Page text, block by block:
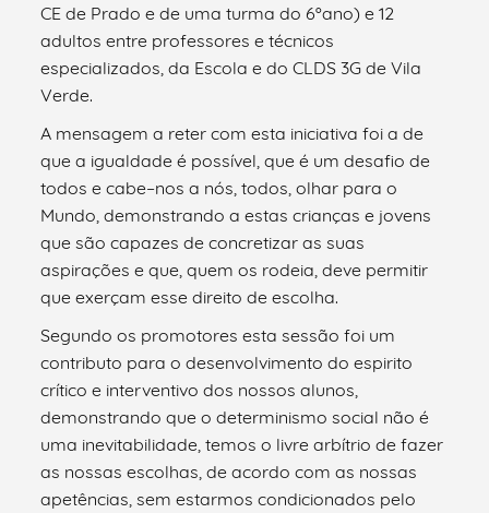
CE de Prado e de uma turma do 6ºano) e 12
adultos entre professores e técnicos
especializados, da Escola e do CLDS 3G de Vila
Verde.
A mensagem a reter com esta iniciativa foi a de
que a igualdade é possível, que é um desafio de
todos e cabe–nos a nós, todos, olhar para o
Mundo, demonstrando a estas crianças e jovens
que são capazes de concretizar as suas
aspirações e que, quem os rodeia, deve permitir
que exerçam esse direito de escolha.
Segundo os promotores esta sessão foi um
contributo para o desenvolvimento do espirito
crítico e interventivo dos nossos alunos,
demonstrando que o determinismo social não é
uma inevitabilidade, temos o livre arbítrio de fazer
as nossas escolhas, de acordo com as nossas
apetências, sem estarmos condicionados pelo